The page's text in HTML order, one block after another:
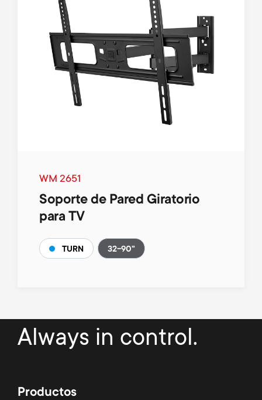
WM 2651
Soporte de Pared Giratorio
para TV
TURN 32-90"
Always in control.
Productos